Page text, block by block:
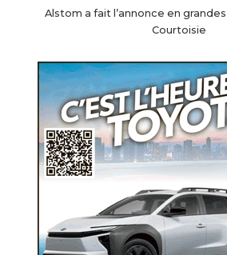
Alstom a fait l’annonce en
Courtoisie